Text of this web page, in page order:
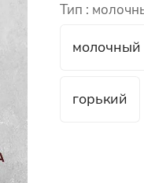
Тип :
горький